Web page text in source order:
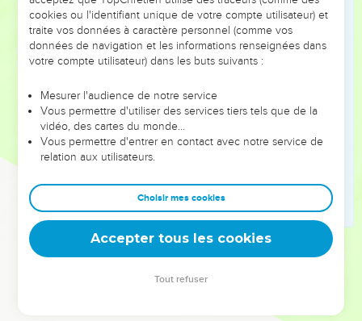
j'ai loué et glorifié celui qui vit éternellement, celui dont la
domination est une domination éternelle, et dont le règne
subsiste de génération en génération.
Tous les habitants de la terre ne sont à ses yeux que
néant : il agit comme il lui plaît avec l'armée des cieux et
avec les habitants de la terre, et il n'y a personne qui résiste
à sa main et qui lui dise : Que fais-tu ?
En ce temps, la raison me revint ; la gloire de mon
rendues ; mes conseillers et mes grands me redemandèrent ;
je fus rétabli dans mon royaume, et ma puissance ne fit que
s'accroître.
Maintenant, moi, Nebucadnetsar, je loue, j'exalte et je
glorifie le roi des cieux, dont toutes les oeuvres sont vraies
cookies ou l'identifiant unique de votre compte utilisateur) et
traite vos données à caractère personnel (comme vos
données de navigation et les informations renseignées dans
votre compte utilisateur) dans les buts suivants :
Mesurer l'audience de notre service
Vous permettre d'utiliser des services tiers tels que de la
vidéo, des cartes du monde…
Vous permettre d'entrer en contact avec notre service de
relation aux utilisateurs.
Choisir mes cookies
Accepter tous les cookies
Tout refuser